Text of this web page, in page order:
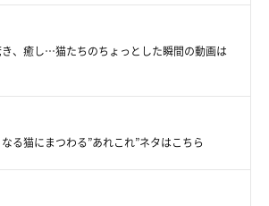
、癒し…猫たちのちょっとした瞬間の動画は
る猫にまつわる”あれこれ”ネタはこちら